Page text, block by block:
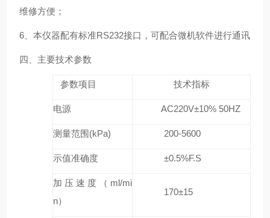
维修方便；
6 、本仪器配有标准RS232接口，可配合微机软件进行通讯
四、主要技术参数
参数项目 技术指标
电源 AC220V±10% 50HZ
测量范围(kPa) 200-5600
示值准确度 ±0.5%F.S
加压速度（ml/mi
n）
170±15